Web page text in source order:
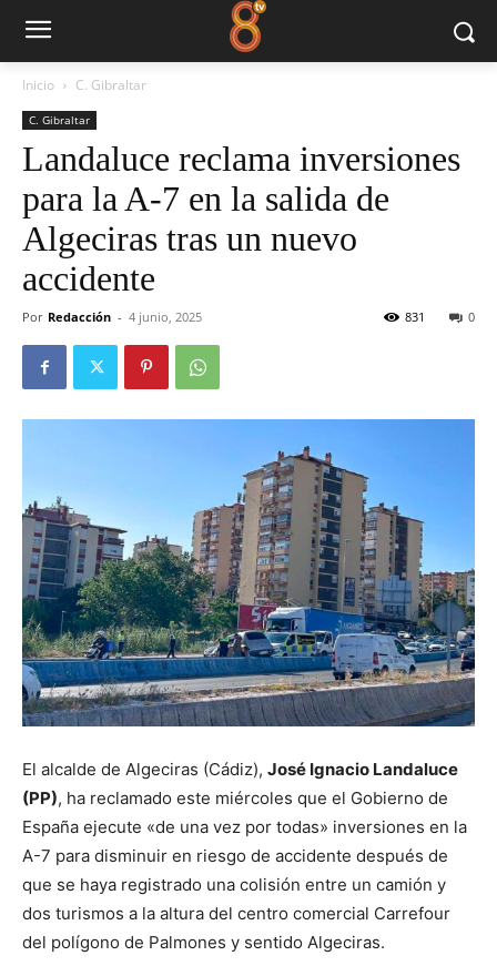
Inicio C. Gibraltar
C. Gibraltar
Landaluce reclama inversiones
para la A-7 en la salida de
Algeciras tras un nuevo
accidente
Por Redacción - 4 junio, 2025 0
831
El alcalde de Algeciras (Cádiz), José Ignacio Landaluce
(PP), ha reclamado este miércoles que el Gobierno de
España ejecute «de una vez por todas» inversiones en la
A-7 para disminuir en riesgo de accidente después de
que se haya registrado una colisión entre un camión y
dos turismos a la altura del centro comercial Carrefour
del polígono de Palmones y sentido Algeciras.